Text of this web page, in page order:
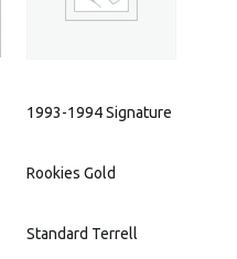
1993-1994 Signature
Rookies Gold
Standard Terrell